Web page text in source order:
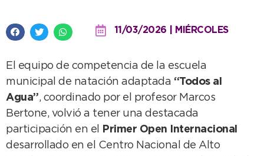
11/03/2026 | MIÉRCOLES
El equipo de competencia de la escuela
municipal de natación adaptada “Todos al
Agua”, coordinado por el profesor Marcos
Bertone, volvió a tener una destacada
participación en el
Primer Open Internacional
desarrollado en el Centro Nacional de Alto